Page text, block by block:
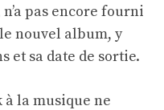
pas encore fourni
nouvel album, y
et sa date de sortie.
la musique ne